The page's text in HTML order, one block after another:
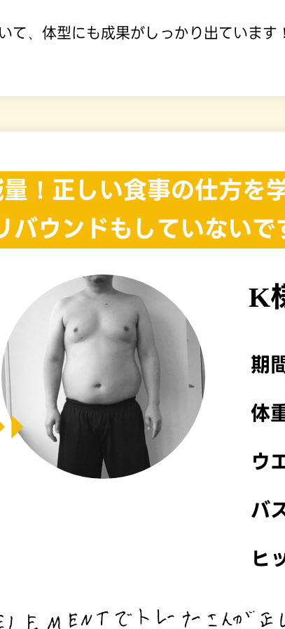
て、体型にも成果がしっかり出ています！
！正しい食事の仕方を
バウンドもしていないで
K
期
体
ウ
バ
ヒ